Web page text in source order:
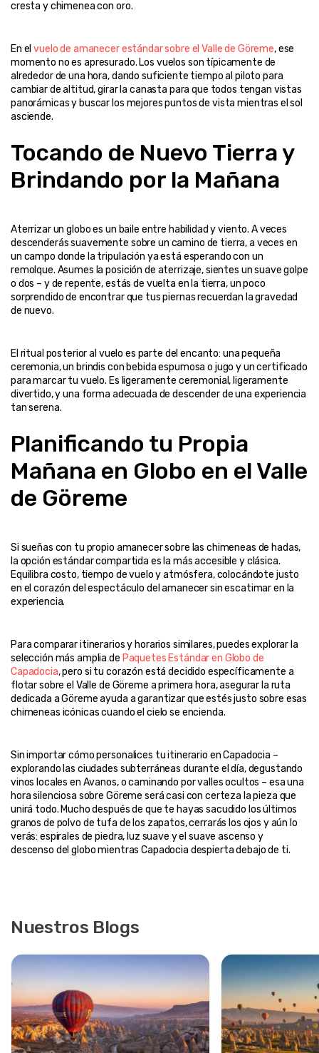
En el vuelo de amanecer estándar sobre el Valle de Göreme, ese
momento no es apresurado. Los vuelos son típicamente de
alrededor de una hora, dando suficiente tiempo al piloto para
cambiar de altitud, girar la canasta para que todos tengan vistas
panorámicas y buscar los mejores puntos de vista mientras el sol
Tocando de Nuevo Tierra y
Brindando por la Mañana
Aterrizar un globo es un baile entre habilidad y viento. A veces
descenderás suavemente sobre un camino de tierra, a veces en
un campo donde la tripulación ya está esperando con un
remolque. Asumes la posición de aterrizaje, sientes un suave golpe
o dos – y de repente, estás de vuelta en la tierra, un poco
sorprendido de encontrar que tus piernas recuerdan la gravedad
El ritual posterior al vuelo es parte del encanto: una pequeña
ceremonia, un brindis con bebida espumosa o jugo y un certificado
para marcar tu vuelo. Es ligeramente ceremonial, ligeramente
divertido, y una forma adecuada de descender de una experiencia
Planificando tu Propia
Mañana en Globo en el Valle
de Göreme
Si sueñas con tu propio amanecer sobre las chimeneas de hadas,
la opción estándar compartida es la más accesible y clásica.
Equilibra costo, tiempo de vuelo y atmósfera, colocándote justo
en el corazón del espectáculo del amanecer sin escatimar en la
Para comparar itinerarios y horarios similares, puedes explorar la
selección más amplia de Paquetes Estándar en Globo de
Capadocia, pero si tu corazón está decidido específicamente a
flotar sobre el Valle de Göreme a primera hora, asegurar la ruta
dedicada a Göreme ayuda a garantizar que estés justo sobre esas
Sin importar cómo personalices tu itinerario en Capadocia –
explorando las ciudades subterráneas durante el día, degustando
vinos locales en Avanos, o caminando por valles ocultos – esa una
hora silenciosa sobre Göreme será casi con certeza la pieza que
unirá todo. Mucho después de que te hayas sacudido los últimos
granos de polvo de tufa de los zapatos, cerrarás los ojos y aún lo
verás: espirales de piedra, luz suave y el suave ascenso y
Nuestros Blogs